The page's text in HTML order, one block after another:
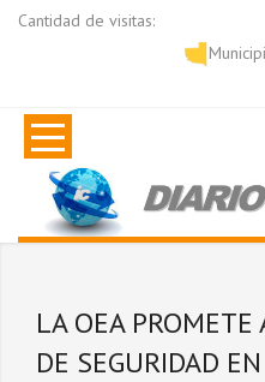
Cantidad de visitas:
LA OEA
DE SEGURIDAD